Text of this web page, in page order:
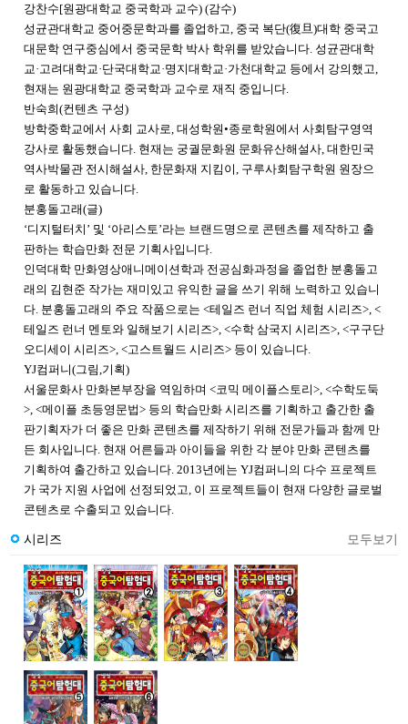
강찬수[원광대학교 중국학과 교수) (감수)
성균관대학교 중어중문학과를 졸업하고, 중국 복단(復旦)대학 중국고
대문학 연구중심에서 중국문학 박사 학위를 받았습니다. 성균관대학
교·고려대학교·단국대학교·명지대학교·가천대학교 등에서 강의했고,
현재는 원광대학교 중국학과 교수로 재직 중입니다.
반숙희(컨텐츠 구성)
방학중학교에서 사회 교사로, 대성학원•종로학원에서 사회탐구영역
강사로 활동했습니다. 현재는 궁궐문화원 문화유산해설사, 대한민국
역사박물관 전시해설사, 한문화재 지킴이, 구루사회탐구학원 원장으
로 활동하고 있습니다.
분홍돌고래(글)
‘디지털터치’ 및 ‘아리스토’라는 브랜드명으로 콘텐츠를 제작하고 출
판하는 학습만화 전문 기획사입니다.
인덕대학 만화영상애니메이션학과 전공심화과정을 졸업한 분홍돌고
래의 김현준 작가는 재미있고 유익한 글을 쓰기 위해 노력하고 있습니
다. 분홍돌고래의 주요 작품으로는 <테일즈 런너 직업 체험 시리즈>, <
테일즈 런너 멘토와 일해보기 시리즈>, <수학 삼국지 시리즈>, <구구단
오디세이 시리즈>, <고스트월드 시리즈> 등이 있습니다.
YJ컴퍼니(그림,기획)
서울문화사 만화본부장을 역임하며 <코믹 메이플스토리>, <수학도둑
>, <메이플 초등영문법> 등의 학습만화 시리즈를 기획하고 출간한 출
판기획자가 더 좋은 만화 콘텐츠를 제작하기 위해 전문가들과 함께 만
든 회사입니다. 현재 어른들과 아이들을 위한 각 분야 만화 콘텐츠를
기획하여 출간하고 있습니다. 2013년에는 YJ컴퍼니의 다수 프로젝트
가 국가 지원 사업에 선정되었고, 이 프로젝트들이 현재 다양한 글로벌
콘텐츠로 수출되고 있습니다.
시리즈 모두보기